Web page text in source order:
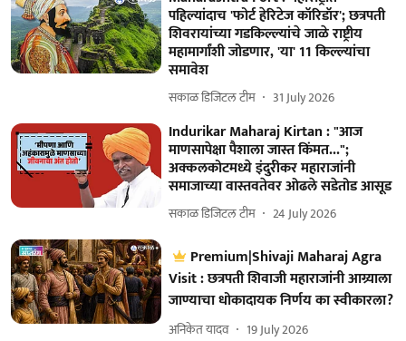
पहिल्यांदाच 'फोर्ट हेरिटेज कॉरिडॉर'; छत्रपती
शिवरायांच्या गडकिल्ल्यांचे जाळे राष्ट्रीय
महामार्गांशी जोडणार, 'या' 11 किल्ल्यांचा
समावेश
सकाळ डिजिटल टीम 31 July 2026
Indurikar Maharaj Kirtan : "आज
माणसापेक्षा पैशाला जास्त किंमत...";
अक्कलकोटमध्ये इंदुरीकर महाराजांनी
समाजाच्या वास्तवतेवर ओढले सडेतोड आसूड
सकाळ डिजिटल टीम 24 July 2026
Premium|Shivaji Maharaj Agra
Visit : छत्रपती शिवाजी महाराजांनी आग्र्याला
जाण्याचा धोकादायक निर्णय का स्वीकारला?
अनिकेत यादव 19 July 2026